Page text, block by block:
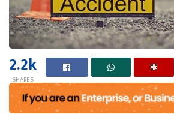
2.2k
SHARES